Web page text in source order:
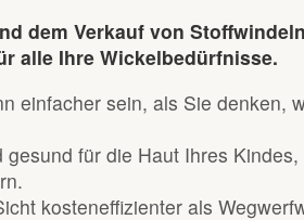
dem Verkauf von
alle Ihre Wickelbedürfnisse.
einfacher sein, als Sie denken,
für die Haut Ihres
kosteneffizienter als